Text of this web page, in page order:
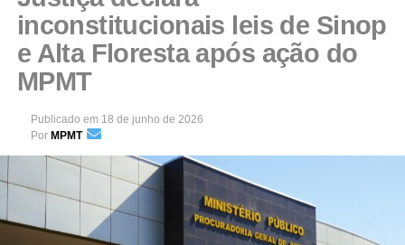
inconstitucionais leis de Sinop
e Alta Floresta após ação do
MPMT
Publicado em 18 de junho de 2026
Por MPMT